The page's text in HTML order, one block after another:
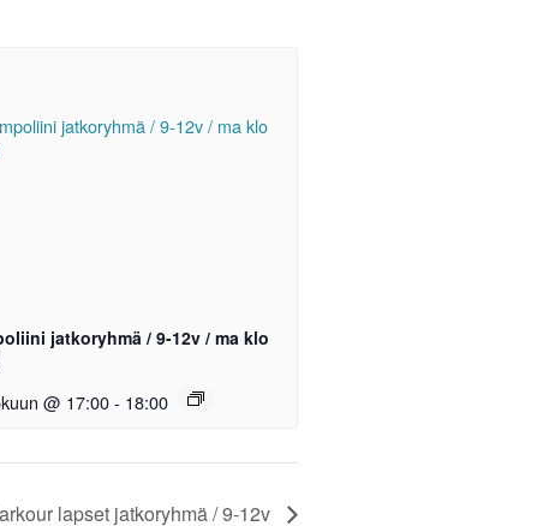
jatkoryhmä / 9-12v / ma klo
@ 17:00- 18:00
lapset jatkoryhmä / 9-12v